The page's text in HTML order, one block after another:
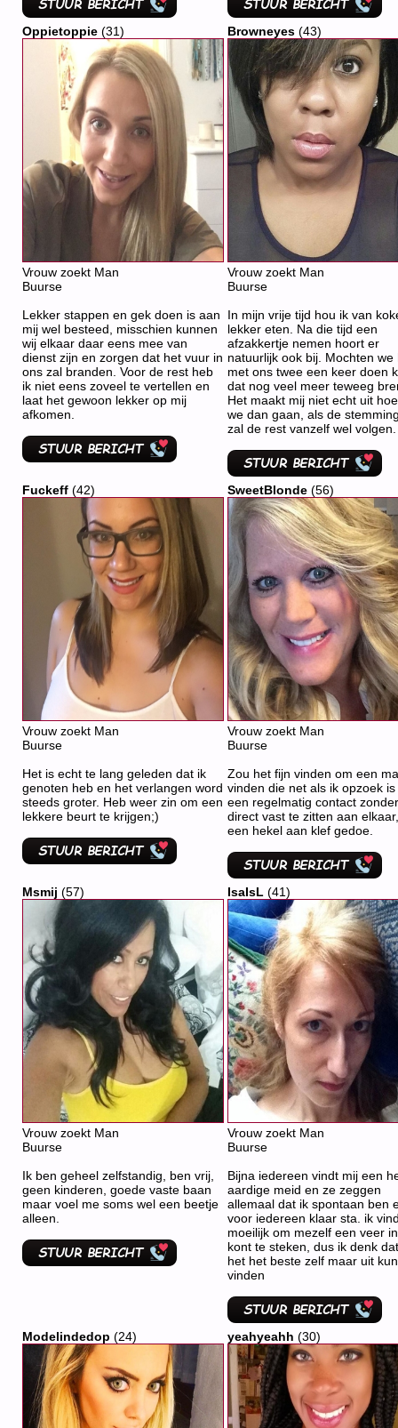
Oppietoppie (31)
Vrouw zoekt Man
Buurse
Lekker stappen en gek doen is aan
mij wel besteed, misschien kunnen
wij elkaar daar eens mee van
dienst zijn en zorgen dat het vuur in
ons zal branden. Voor de rest heb
ik niet eens zoveel te vertellen en
laat het gewoon lekker op mij
afkomen.
Browneyes (43)
Vrouw zoekt Man
Buurse
In mijn vrije tijd hou ik van
lekker eten. Na die tijd een
afzakkertje nemen hoort er
natuurlijk ook bij. Mochten we
met ons twee een keer doen
dat nog veel meer teweeg
Het maakt mij niet echt uit
we dan gaan, als de
zal de rest vanzelf wel volgen.
Fuckeff (42)
Vrouw zoekt Man
Buurse
Het is echt te lang geleden dat ik
genoten heb en het verlangen word
steeds groter. Heb weer zin om een
lekkere beurt te krijgen;)
SweetBlonde (56)
Vrouw zoekt Man
Buurse
Zou het fijn vinden om een
vinden die net als ik opzoek
een regelmatig contact zonder
direct vast te zitten aan
een hekel aan klef gedoe.
Msmij (57)
Vrouw zoekt Man
Buurse
Ik ben geheel zelfstandig, ben vrij,
geen kinderen, goede vaste baan
maar voel me soms wel een beetje
alleen.
IsaIsL (41)
Vrouw zoekt Man
Buurse
Bijna iedereen vindt mij een
aardige meid en ze zeggen
allemaal dat ik spontaan ben
voor iedereen klaar sta. ik
moeilijk om mezelf een veer
kont te steken, dus ik denk
het het beste zelf maar uit
vinden
Modelindedop (24) yeahyeahh (30)